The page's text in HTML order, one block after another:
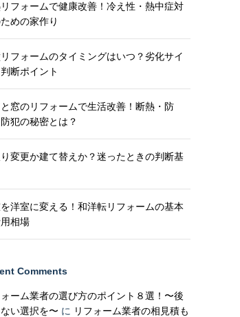
フォームで健康改善！冷え性・熱中症対
めの家作り
フォームのタイミングはいつ？劣化サイ
断ポイント
と窓のリフォームで生活改善！断熱・防
犯の秘密とは？
変更か建て替えか？迷ったときの判断基
洋室に変える！和洋転リフォームの基本
相場
Comments
ォーム業者の選び方のポイント８選！〜後
い選択を〜 に リフォーム業者の相見積も